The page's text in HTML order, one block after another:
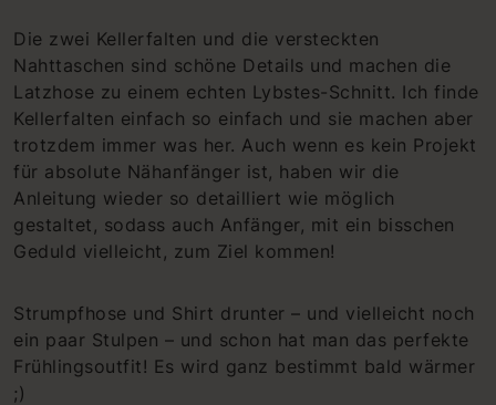
Die zwei Kellerfalten und die versteckten
Nahttaschen sind schöne Details und machen die
Latzhose zu einem echten Lybstes-Schnitt. Ich finde
Kellerfalten einfach so einfach und sie machen aber
trotzdem immer was her. Auch wenn es kein Projekt
für absolute Nähanfänger ist, haben wir die
Anleitung wieder so detailliert wie möglich
gestaltet, sodass auch Anfänger, mit ein bisschen
Geduld vielleicht, zum Ziel kommen!
Strumpfhose und Shirt drunter – und vielleicht noch
ein paar Stulpen – und schon hat man das perfekte
Frühlingsoutfit! Es wird ganz bestimmt bald wärmer
;)